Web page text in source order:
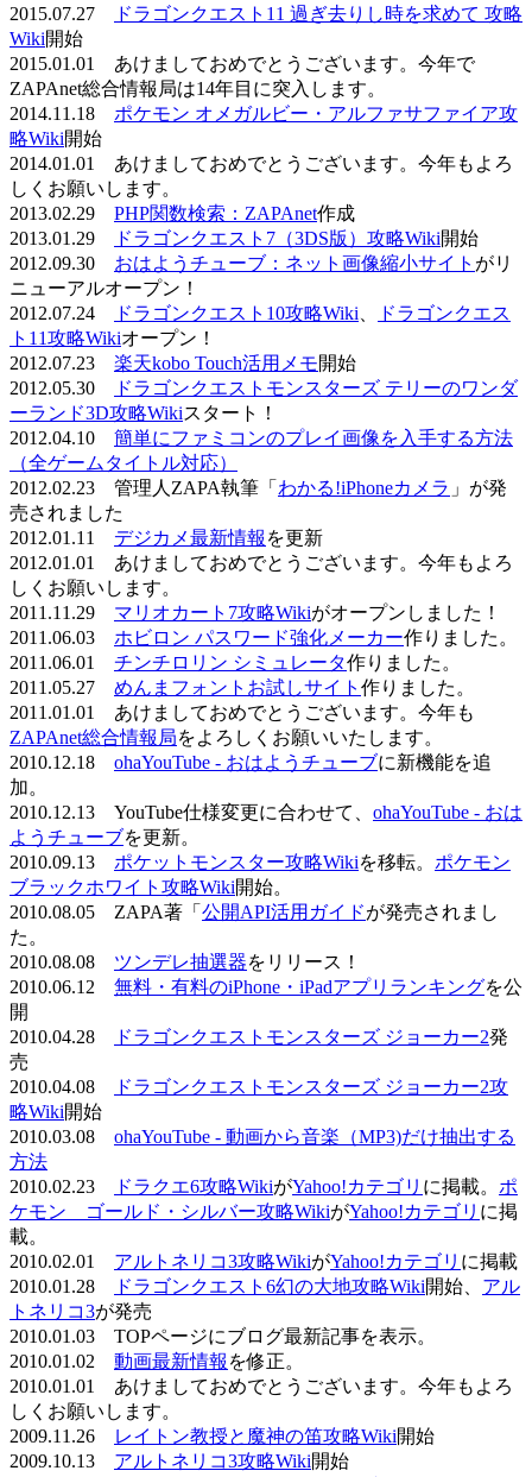
2015.07.27
ドラゴンクエスト11 過ぎ去りし時を求めて 攻略
Wiki開始
2015.01.01 あけましておめでとうございます。今年で
ZAPAnet総合情報局は14年目に突入します。
2014.11.18 ポケモン オメガルビー・アルファサファイア攻
略Wiki開始
2014.01.01 あけましておめでとうございます。今年もよろ
しくお願いします。
2013.02.29 PHP関数検索：ZAPAnet作成
2013.01.29
ドラゴンクエスト7（3DS版）攻略Wiki開始
2012.09.30 おはようチューブ：ネット画像縮小サイト がリ
ニューアルオープン！
2012.07.24
ドラゴンクエスト10攻略Wiki
ドラゴンクエス
ト11攻略Wikiオープン！
2012.07.23 楽天kobo Touch活用メモ開始
2012.05.30
ドラゴンクエストモンスターズ テリーのワンダ
ーランド3D攻略Wikiスタート！
2012.04.10 簡単にファミコンのプレイ画像を入手する方法
（全ゲームタイトル対応）
2012.02.23 管理人ZAPA執筆「 わかる!iPhoneカメラ 」が発
売されました
2012.01.11 デジカメ最新情報 を更新
2012.01.01 あけましておめでとうございます。今年もよろ
しくお願いします。
2011.11.29 マリオカート7攻略Wikiがオープンしました！
2011.06.03 ホビロン パスワード強化メーカー作りました。
2011.06.01 チンチロリン シミュレータ作りました。
2011.05.27 めんまフォントお試しサイト 作りました。
2011.01.01 あけましておめでとうございます。今年も
ZAPAnet総合情報局をよろしくお願いいたします。
2010.12.18 ohaYouTube - おはようチューブに新機能を追
加。
2010.12.13 YouTube仕様変更に合わせて、 ohaYouTube - おは
ようチューブを更新。
2010.09.13 ポケットモンスター攻略Wikiを移転。 ポケモン
ブラックホワイト攻略Wiki開始。
2010.08.05 ZAPA著「 公開API活用ガイドが発売されまし
た。
2010.08.08 ツンデレ抽選器をリリース！
2010.06.12 無料・有料のiPhone・iPadアプリランキングを公
開
2010.04.28
ドラゴンクエストモンスターズ ジョーカー2発
売
2010.04.08
ドラゴンクエストモンスターズ ジョーカー2攻
略Wiki開始
2010.03.08 ohaYouTube - 動画から音楽（MP3)だけ抽出する
方法
2010.02.23
ドラクエ6攻略WikiがYahoo!カテゴリ に掲載。 ポ
ケモン ゴールド・シルバー攻略WikiがYahoo!カテゴリ に掲
載。
2010.02.01 アルトネリコ3攻略WikiがYahoo!カテゴリ に掲載
2010.01.28
ドラゴンクエスト6幻の大地攻略Wiki開始、 アル
トネリコ3が発売
2010.01.03 TOPページにブログ最新記事を表示。
2010.01.02 動画最新情報 を修正。
2010.01.01 あけましておめでとうございます。今年もよろ
しくお願いします。
2009.11.26
レイトン教授と魔神の笛攻略Wiki開始
2009.10.13 アルトネリコ3攻略Wiki開始